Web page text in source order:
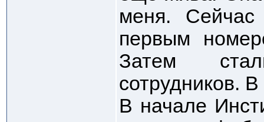
меня.
первым
Затем
сотрудников.
В начале